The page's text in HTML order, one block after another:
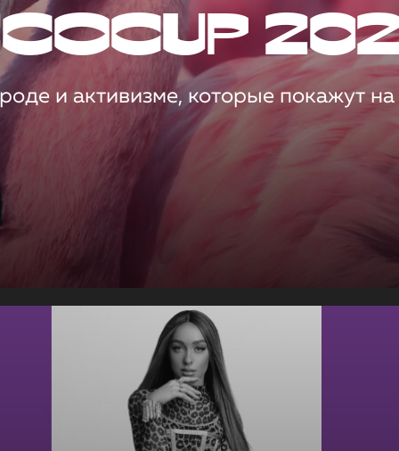
и активизме, которые покажут